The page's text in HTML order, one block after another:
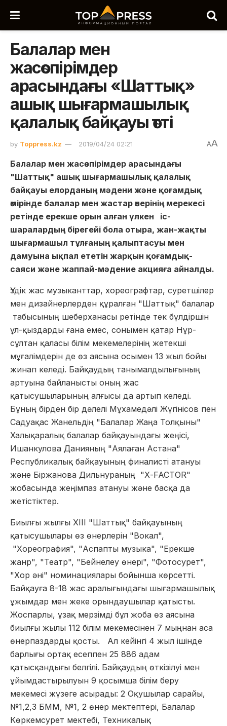
Балалар мен
жасөспірімдер
арасындағы «Шаттық»
ашық шығармашылық
қалалық байқауы өтті
by Toppress.kz 2019/04/24 02:21 AA
Балалар мен жасөспірімдер арасындағы
"Шаттық" ашық шығармашылық қалалық
байқауы елорданың мәдени және қоғамдық
өмірінде балалар мен жастар өнерінің мерекесі
ретінде ерекше орын алған үлкен іс-
шаралардың бірегейі бола отыра, жан-жақты
шығармашыл тұлғаның қалыптасуы мен
дамуына ықпал ететін жарқын қоғамдық-
саяси және жаппай-мәдение акцияға айналды.
Үздік жас музыканттар, хореографтар, суретшілер
мен дизайнерлерден құралған "Шаттық" балалар
табысының шеберханасы ретінде тек бүлдіршін
ұл-қыздарды ғана емес, сонымен қатар Нұр-
сұлтан қаласы білім мекемелерінің жетекші
мұғалімдерін де өз аясына осымен 13 жыл бойы
жинап келеді. Байқаудың танымалдылығының
артуына байланысты оның жас
қатысушыларының алғысы да артып келеді.
Бұның бірден бір дәлелі Мұхамедәлі Жүгінісов пен
Садуақас Жанельдің "Балалар Жаңа Толқыны"
Халықаралық балалар байқауындағы жеңісі,
Ишанкулова Данияның "Аялаған Астана"
Республикалық байқауының финалисті атануы
және Біржанова Дильнураның "Х-FACTOR"
жобасында жеңімпаз атануы және басқа да
жетістіктер.
Биылғы жылғы XІІІ "Шаттық" байқауының
қатысушылары өз өнерлерін "Вокал",
"Хореография", "Аспапты музыка", "Ерекше
жанр", "Театр", "Бейнелеу өнері", "Фотосурет",
"Хор әні" номинациялары бойынша көрсетті.
Байқауға 8-18 жас аралығындағы шығармашылық
ұжымдар мен жеке орындаушылар қатысты.
Жоспарлы, ұзақ мерзімді бұл жоба өз аясына
биылғы жылы 112 білім мекемесінен 7 мыңнан аса
өнерпаздарды қосты. Ал кейінгі 4 жыл ішінде
барлығы ортақ есеппен 25 886 адам
қатысқандығы белгілі. Байқаудың өткізілуі мен
ұйымдастырылуын 9 қосымша білім беру
мекемесі жүзеге асырады: 2 Оқушылар сарайы,
№1,2,3 БММ, №1, 2 өнер мектептері, Балалар
Көркемсурет мектебі, Техникалық